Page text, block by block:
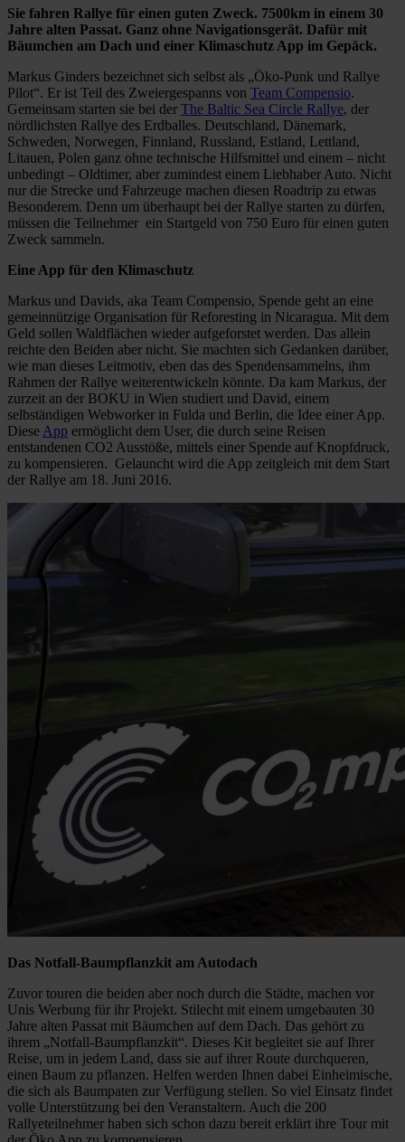
Sie fahren Rallye für einen guten Zweck. 7500km in einem 30
Jahre alten Passat. Ganz ohne Navigationsgerät. Dafür mit
Bäumchen am Dach und einer Klimaschutz App im Gepäck.
Markus Ginders bezeichnet sich selbst als „Öko-Punk und Rallye
Pilot“. Er ist Teil des Zweiergespanns von Team Compensio.
Gemeinsam starten sie bei der The Baltic Sea Circle Rallye, der
nördlichsten Rallye des Erdballes. Deutschland, Dänemark,
Schweden, Norwegen, Finnland, Russland, Estland, Lettland,
Litauen, Polen ganz ohne technische Hilfsmittel und einem – nicht
unbedingt – Oldtimer, aber zumindest einem Liebhaber Auto. Nicht
nur die Strecke und Fahrzeuge machen diesen Roadtrip zu etwas
Besonderem. Denn um überhaupt bei der Rallye starten zu dürfen,
müssen die Teilnehmer ein Startgeld von 750 Euro für einen guten
Zweck sammeln.
Eine App für den Klimaschutz
Markus und Davids, aka Team Compensio, Spende geht an eine
gemeinnützige Organisation für Reforesting in Nicaragua. Mit dem
Geld sollen Waldflächen wieder aufgeforstet werden. Das allein
reichte den Beiden aber nicht. Sie machten sich Gedanken darüber,
wie man dieses Leitmotiv, eben das des Spendensammelns, ihm
Rahmen der Rallye weiterentwickeln könnte. Da kam Markus, der
zurzeit an der BOKU in Wien studiert und David, einem
selbständigen Webworker in Fulda und Berlin, die Idee einer App.
Diese App ermöglicht dem User, die durch seine Reisen
entstandenen CO2 Ausstöße, mittels einer Spende auf Knopfdruck,
zu kompensieren. Gelauncht wird die App zeitgleich mit dem Start
der Rallye am 18. Juni 2016.
Das Notfall-Baumpflanzkit am Autodach
Zuvor touren die beiden aber noch durch die Städte, machen vor
Unis Werbung für ihr Projekt. Stilecht mit einem umgebauten 30
Jahre alten Passat mit Bäumchen auf dem Dach. Das gehört zu
ihrem „Notfall-Baumpflanzkit“. Dieses Kit begleitet sie auf Ihrer
Reise, um in jedem Land, dass sie auf ihrer Route durchqueren,
einen Baum zu pflanzen. Helfen werden Ihnen dabei Einheimische,
die sich als Baumpaten zur Verfügung stellen. So viel Einsatz findet
volle Unterstützung bei den Veranstaltern. Auch die 200
Rallyeteilnehmer haben sich schon dazu bereit erklärt ihre Tour mit